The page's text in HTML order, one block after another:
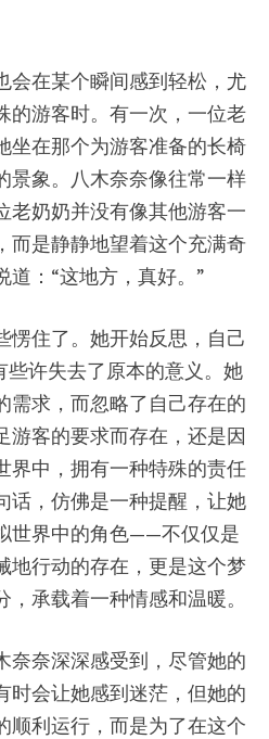
会在某个瞬间感到轻松，尤
的游客时。有一次，一位老
坐在那个为游客准备的长椅
景象。八木奈奈像往常一样
老奶奶并没有像其他游客一
而是静静地望着这个充满奇
道：“这地方，真好。”
愣住了。她开始反思，自己
些许失去了原本的意义。她
需求，而忽略了自己存在的
游客的要求而存在，还是因
界中，拥有一种特殊的责任
话，仿佛是一种提醒，让她
世界中的角色——不仅仅是
地行动的存在，更是这个梦
承载着一种情感和温暖。
奈奈深深感受到，尽管她的
时会让她感到迷茫，但她的
顺利运行，而是为了在这个